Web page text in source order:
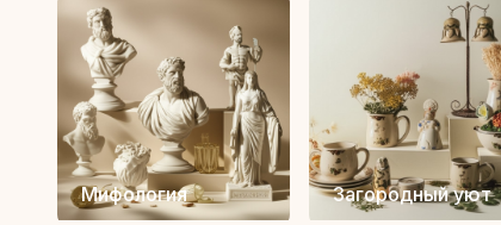
Мифология Загородный уют